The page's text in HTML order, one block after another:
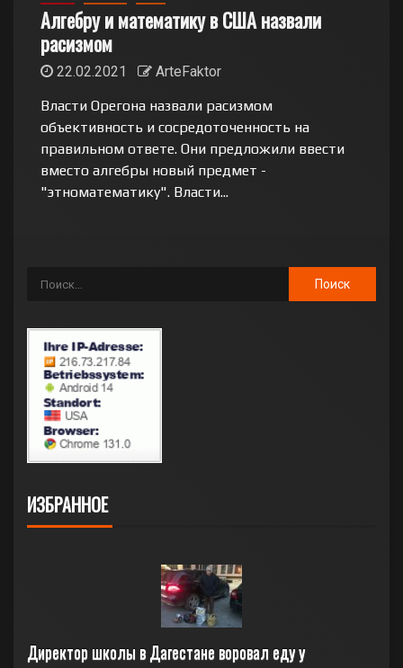
Алгебру и математику в США назвали
расизмом
22.02.2021
ArteFaktor
Власти Орегона назвали расизмом
объективность и сосредоточенность на
правильном ответе. Они предложили ввести
вместо алгебры новый предмет -
"этноматематику". Власти...
ИЗБРАННОЕ
Директор школы в Дагестане воровал еду у